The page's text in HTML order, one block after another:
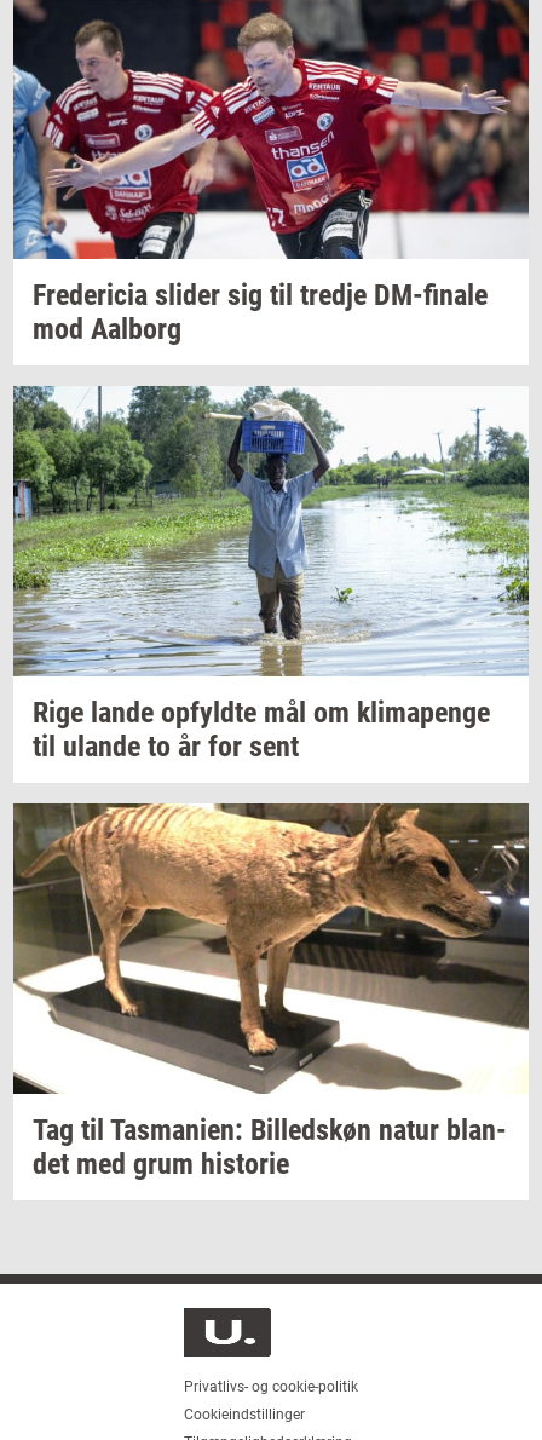
Fre­de­ri­cia sli­der sig til tred­je DM-​finale
mod Aal­borg
Rige lande op­fyld­te mål om kli­ma­pen­ge
til ulan­de to år for sent
Tag til Tas­ma­ni­en: Bil­leds­køn natur blan­
det med grum hi­sto­rie
Privatlivs- og cookie-politik
Cookieindstillinger